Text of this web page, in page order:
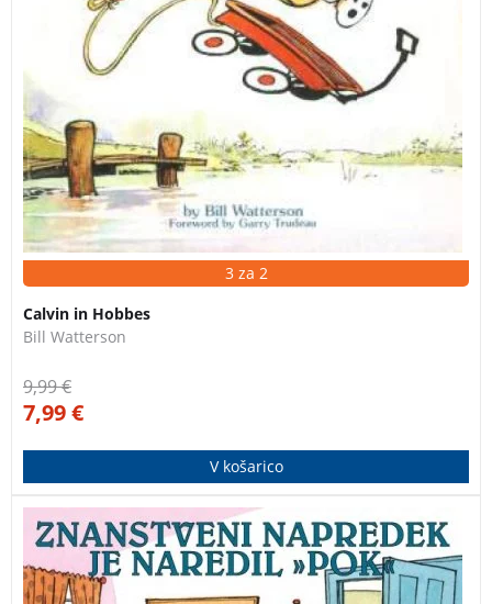
3 za 2
Calvin in Hobbes
Bill Watterson
9,99€
7,99€
V košarico
Nova knjiga zbranih stripov o dogodivščinah Calvina
in Hobbesa. Strip sodi med trojico svetovno najbolj
popularnih stripov.